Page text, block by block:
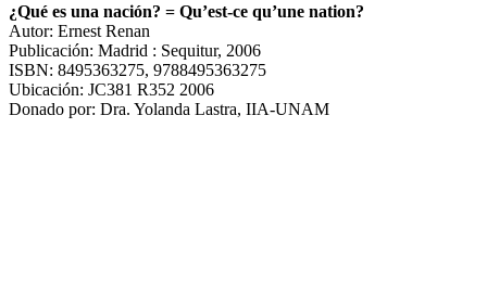
¿Qué es una nación? = Qu’est-ce qu’une nation?
Autor: Ernest Renan
Publicación: Madrid : Sequitur, 2006
ISBN: 8495363275, 9788495363275
Ubicación: JC381 R352 2006
Donado por: Dra. Yolanda Lastra, IIA-UNAM